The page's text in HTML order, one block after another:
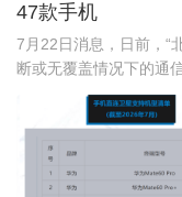
47款手机
7月22日消息，日前，“
断或无覆盖情况下的通